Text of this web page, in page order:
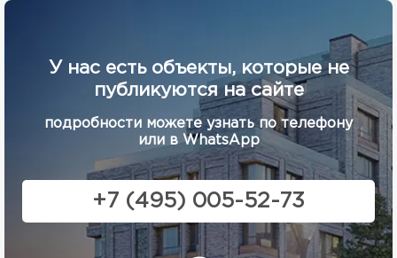
У нас есть объекты, которые не
публикуются на сайте
подробности можете узнать по телефону
или в WhatsApp
+7 (495) 005-52-73